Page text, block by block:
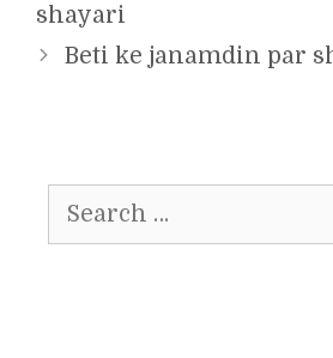
shayari
Beti ke janamdin par
for: